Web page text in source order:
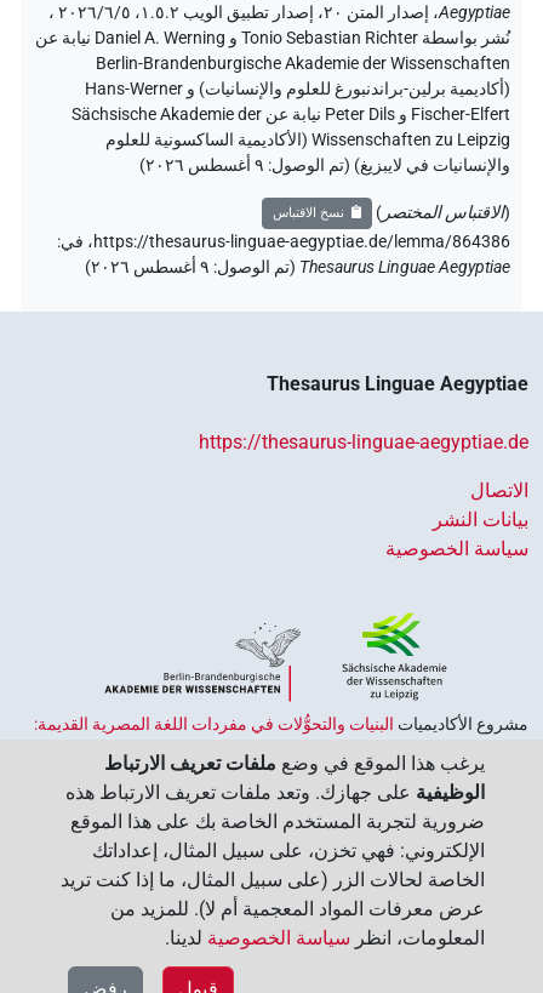
Aegyptiae،
إصدار المتن ٢٠، إصدار تطبيق الويب ۱.٥.٢، ٢٠٢٦/٦/٥ ،
نُشر بواسطة Tonio Sebastian Richter و Daniel A. Werning نيابة عن
Berlin-Brandenburgische Akademie der Wissenschaften
(أكاديمية برلين-براندنبورغ للعلوم والإنسانيات) و Hans-Werner
Fischer-Elfert و Peter Dils نيابة عن Sächsische Akademie der
Wissenschaften zu Leipzig (الأكاديمية الساكسونية للعلوم
والإنسانيات في لايبزيغ) (تم الوصول: ٩ أغسطس ٢٠٢٦ )
(الاقتباس المختصر ) نسخ الاقتباس
https://thesaurus-linguae-aegyptiae.de/lemma/864386، في:
Thesaurus Linguae Aegyptiae
(تم الوصول: ٩ أغسطس ٢٠٢٦ )
Thesaurus Linguae Aegyptiae
https://thesaurus-linguae-aegyptiae.de
الاتصال
بيانات النشر
سياسة الخصوصية
مشروع الأكاديميات ‏ البنيات والتحوُّلات في مفردات اللغة المصرية القديمة:
الممول من قبل الحكومة الاتحادية وحكومات الولايات بجمهورية ألمانيا
الاتحادية، وهو يهدف إلى الحفاظ على تراثنا الثقافي واسترجاعه واستكشافه.
يُنسَّق البرنامج من قِبلاتحاد الأكاديميات الألمانية للعلوم والإنسانيات‏.
يرغب هذا الموقع في وضع ملفات تعريف الارتباط
الوظيفية على جهازك. وتعد ملفات تعريف الارتباط هذه
ضرورية لتجربة المستخدم الخاصة بك على هذا الموقع
الإلكتروني: فهي تخزن، على سبيل المثال، إعداداتك
الخاصة لحالات الزر (على سبيل المثال، ما إذا كنت تريد
عرض معرفات المواد المعجمية أم لا). للمزيد من
المعلومات، انظر سياسة الخصوصية لدينا.‏